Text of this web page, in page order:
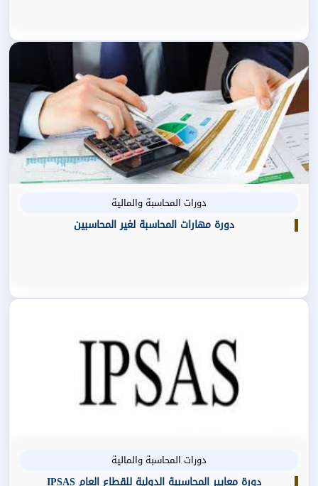
دورات المحاسبة والمالية
دورة مهارات المحاسبة لغير المحاسبين
دورات المحاسبة والمالية